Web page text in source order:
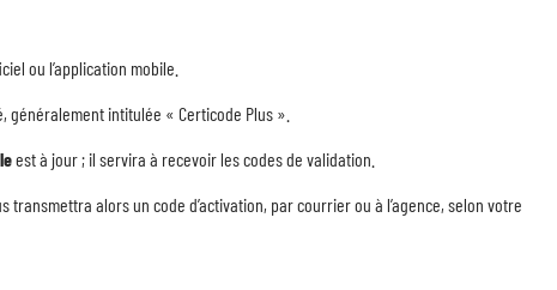
ou l’application mobile.
généralement intitulée « Certicode Plus ».
est à jour ; il servira à recevoir les codes de validation.
transmettra alors un code d’activation, par courrier ou à l’agence, selon votre